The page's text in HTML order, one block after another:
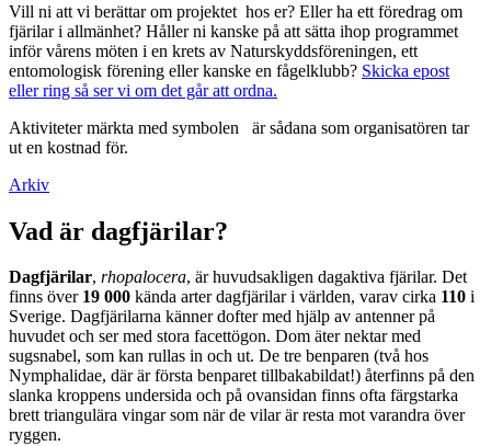
Vill ni att vi berättar om projektet hos er? Eller ha ett föredrag om
fjärilar i allmänhet? Håller ni kanske på att sätta ihop programmet
inför vårens möten i en krets av Naturskyddsföreningen, ett
entomologisk förening eller kanske en fågelklubb? Skicka epost
eller ring så ser vi om det går att ordna.
Aktiviteter märkta med symbolen
är sådana som organisatören tar
ut en kostnad för.
Arkiv
Vad är dagfjärilar?
Dagfjärilar, rhopalocera, är huvudsakligen dagaktiva fjärilar. Det
finns över 19 000 kända arter dagfjärilar i världen, varav cirka 110 i
Sverige. Dagfjärilarna känner dofter med hjälp av antenner på
huvudet och ser med stora facettögon. Dom äter nektar med
sugsnabel, som kan rullas in och ut. De tre benparen (två hos
Nymphalidae, där är första benparet tillbakabildat!) återfinns på den
slanka kroppens undersida och på ovansidan finns ofta färgstarka
brett triangulära vingar som när de vilar är resta mot varandra över
ryggen.